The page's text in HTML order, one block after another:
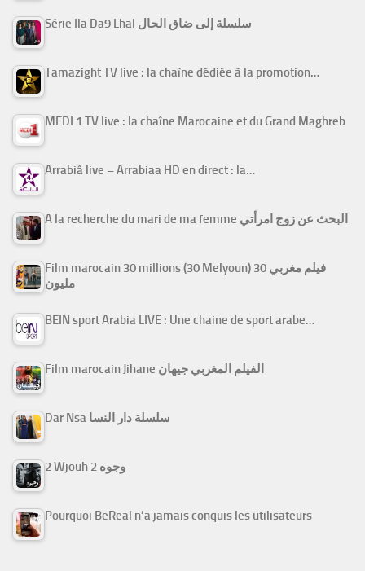
Série Ila Da9 Lhal سلسلة إلى ضاق الحال
Tamazight TV live : la chaîne dédiée à la promotion…
MEDI 1 TV live : la chaîne Marocaine et du Grand Maghreb
Arrabiâ live – Arrabiaa HD en direct : la…
A la recherche du mari de ma femme البحث عن زوج امرأتي
Film marocain 30 millions (30 Melyoun) فيلم مغربي 30
مليون
BEIN sport Arabia LIVE : Une chaine de sport arabe…
Film marocain Jihane الفيلم المغربي جيهان
Dar Nsa سلسلة دار النسا
2 Wjouh 2 وجوه
Pourquoi BeReal n’a jamais conquis les utilisateurs